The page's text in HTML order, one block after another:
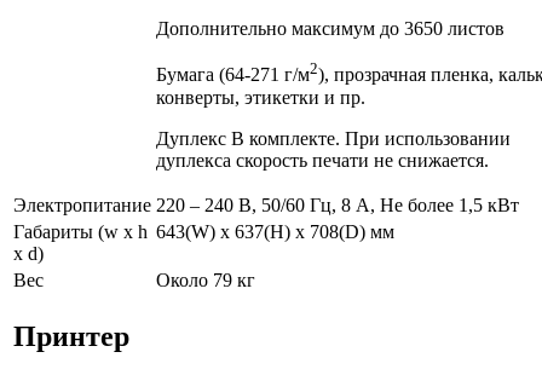
Дополнительно максимум до 3650 листов
Бумага (64-271 г/м2), прозрачная пленка,
конверты, этикетки и пр.
Дуплекс В комплекте. При использовании
дуплекса скорость печати не снижается.
Электропитание 220 – 240 В, 50/60 Гц, 8 А, Не более 1,5 кВт
Габариты (w x h
x d)
643(W) x 637(H) x 708(D) мм
Вес Около 79 кг
Принтер